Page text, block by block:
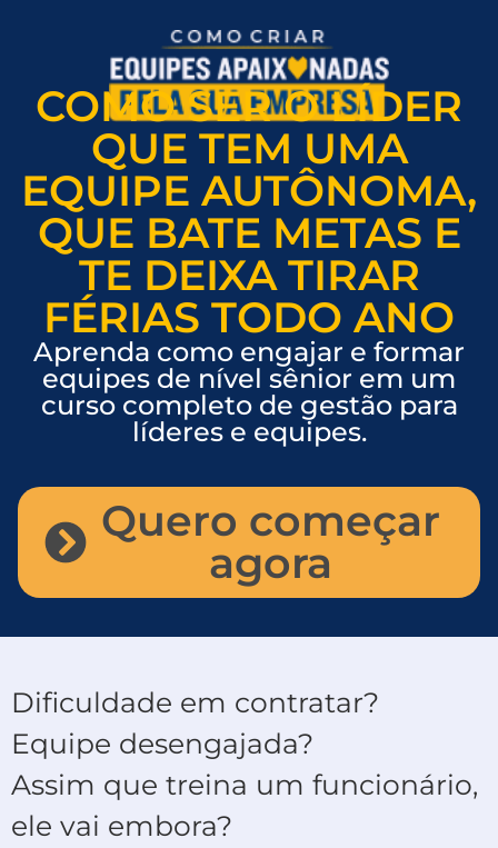
COMO SER O LÍDER
QUE TEM UMA
EQUIPE AUTÔNOMA,
QUE BATE METAS E
TE DEIXA TIRAR
FÉRIAS TODO ANO
Aprenda como engajar e formar
equipes de nível sênior em um
curso completo de gestão para
líderes e equipes.
Quero começar
agora
Dificuldade em contratar?
Equipe desengajada?
Assim que treina um funcionário,
ele vai embora?